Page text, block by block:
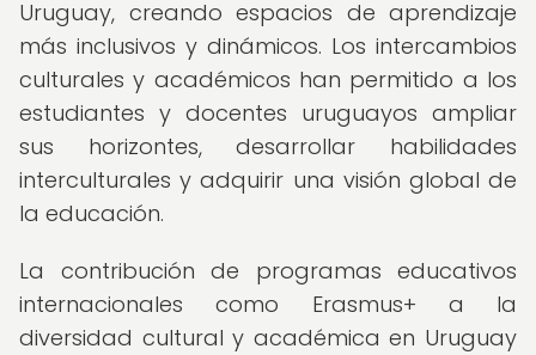
Uruguay, creando espacios de aprendizaje
más inclusivos y dinámicos. Los intercambios
culturales y académicos han permitido a los
estudiantes y docentes uruguayos ampliar
sus horizontes, desarrollar habilidades
interculturales y adquirir una visión global de
la educación.
La contribución de programas educativos
internacionales como Erasmus+ a la
diversidad cultural y académica en Uruguay